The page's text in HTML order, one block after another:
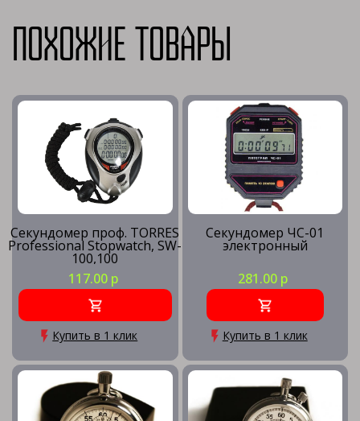
Похожие товары
Секундомер проф. TORRES
Professional Stopwatch, SW-
100,100
чер. NEW
117.00 р
Купить в 1 клик
Секундомер ЧС-01
электронный
281.00 р
Купить в 1 клик